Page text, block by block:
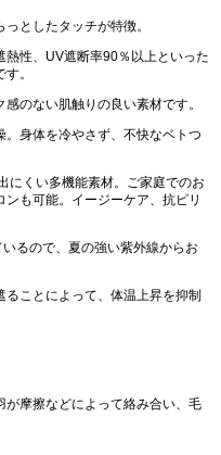
としたタッチが特徴。
性、UV遮断率90％以上といった
。
のない肌触りの良い素材です。
身体を冷やさず、不快なベトつ
にくい多機能素材。ご家庭でのお
も可能。イージーケア、抗ピリ
るので、夏の強い紫外線からお
ことによって、体温上昇を抑制
摩擦などによって絡み合い、毛